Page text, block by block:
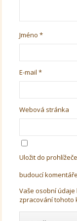
Jméno*
E-mail*
Webová stránka
Uložit do
budoucí
Vaše osobní
zpracování tohoto